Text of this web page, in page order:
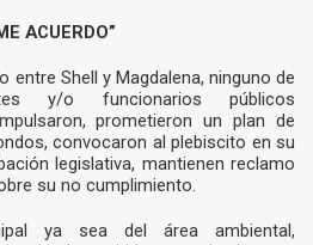
ACUERDO”
entre Shell y Magdalena, ninguno de
y/o funcionarios públicos
prometieron un plan de
convocaron al plebiscito en su
legislativa, mantienen reclamo
su no cumplimiento.
ya sea del área ambiental,